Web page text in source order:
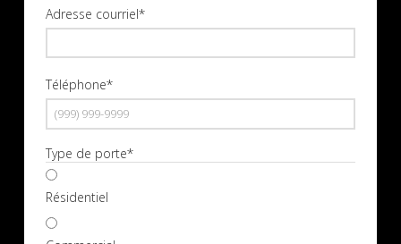
Adresse courriel*
Téléphone*
Type de porte*
Résidentiel